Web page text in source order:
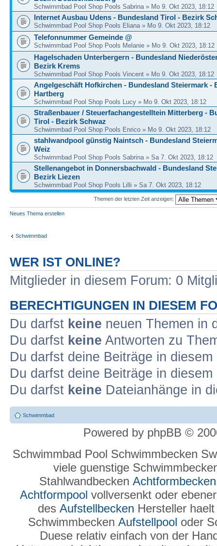
Schwimmbad Pool Shop Pools Sabrina » Mo 9. Okt 2023, 18:12
Internet Ausbau Udens - Bundesland Tirol - Bezirk
Schwimmbad Pool Shop Pools Eliana » Mo 9. Okt 2023, 18:12
Telefonnummer Gemeinde @
Schwimmbad Pool Shop Pools Melanie » Mo 9. Okt 2023, 18:12
Hagelschaden Unterbergern - Bundesland
Bezirk Krems
Schwimmbad Pool Shop Pools Vincent » Mo 9. Okt 2023, 18:12
Angelgeschäft Hofkirchen - Bundesland Steiermark -
Hartberg
Schwimmbad Pool Shop Pools Lucy » Mo 9. Okt 2023, 18:12
Straßenbauer / Steuerfachangestelltein Mitterberg -
Tirol - Bezirk Schwaz
Schwimmbad Pool Shop Pools Enrico » Mo 9. Okt 2023, 18:12
stahlwandpool günstig Naintsch - Bundesland
Weiz
Schwimmbad Pool Shop Pools Sabrina » Sa 7. Okt 2023, 18:12
Stellenangebot in Donnersbachwald - Bundesland
Bezirk Liezen
Schwimmbad Pool Shop Pools Lilli » Sa 7. Okt 2023, 18:12
Themen der letzten Zeit anzeigen:
Neues Thema erstellen
Schwimmbad
WER IST ONLINE?
Mitglieder in diesem Forum: 0
BERECHTIGUNGEN IN DIESEM
Du darfst keine neuen Themen in
Du darfst keine Antworten zu
Du darfst deine Beiträge in
Du darfst deine Beiträge in
Du darfst keine Dateianhänge in
Schwimmbad
Powered by phpBB ©
Schwimmbad Pool Schwimmbecken
viele guenstige
Stahlwandbecken Achtformbecken
Achtformpool vollversenkt oder
des Aufstellbecken Hersteller
Schwimmbecken Aufstellpool oder
Duese relativ einfach von der